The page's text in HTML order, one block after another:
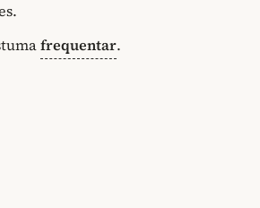
frequentar.